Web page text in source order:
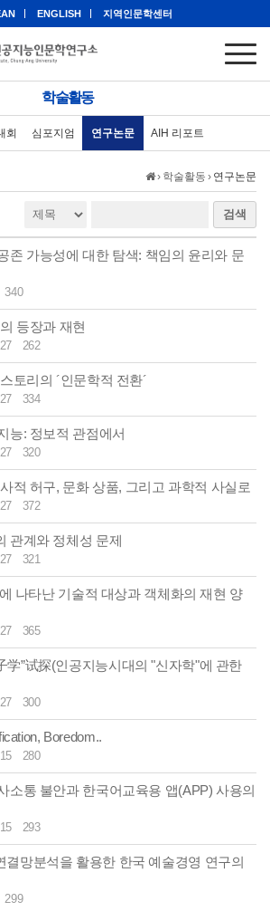
ENGLISH 지역인문학센터
학술활동
회 심포지엄 연구논문 AIH 리포트
› 학술활동 › 연구논문
검색
존 가능성에 대한 탐색: 책임의 윤리와 문
340
등장과 재현
262
토리의 ´인문학적 전환´
334
능: 정보적 관점에서
320
적 허구, 문화 상품, 그리고 과학적 사실로
372
관계와 정체성 문제
321
나타난 기술적 대상과 객체화의 재현 양
365
学”试探(인공지능시대의 "신자학"에 관한
300
Boredom..
280
소통 불안과 한국어교육용 앱(APP) 사용의
293
결망분석을 활용한 한국 예술경영 연구의
299